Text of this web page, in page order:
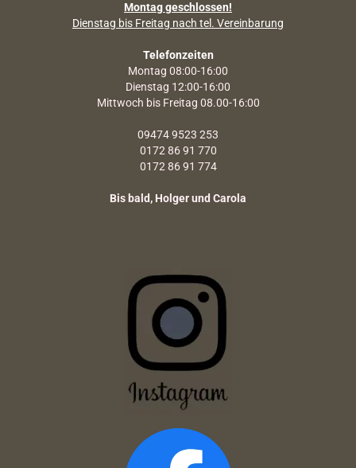
Montag geschlossen!
Dienstag bis Freitag nach tel. Vereinbarung
Telefonzeiten
Montag 08:00-16:00
Dienstag 12:00-16:00
Mittwoch bis Freitag 08.00-16:00
09474 9523 253
0172 86 91 770
0172 86 91 774
Bis bald, Holger und Carola